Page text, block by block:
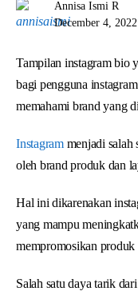
Annisa Ismi R
December 4, 2022
Tampilan instagram bio
bagi pengguna
memahami brand yang
Instagrammenjadi salah
oleh brand produk dan
Hal ini dikarenakan
yang mampu
mempromosikan
Salah satu daya tarik